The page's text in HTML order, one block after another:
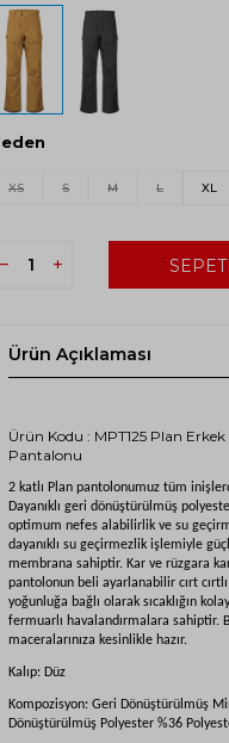
XS S M L XL
Ürün Açıklaması
Ürün Kodu : MPT125 Plan
Pantalonu
2 katlı Plan pantolonumuz tüm
Dayanıklı geri dönüştürülmüş
optimum nefes alabilirlik ve su
dayanıklı su geçirmezlik işlemiyle
membrana sahiptir. Kar ve rüzgara
pantolonun beli ayarlanabilir cırt cırtlı
yoğunluğa bağlı olarak sıcaklığın
fermuarlı havalandırmalara sahiptir.
maceralarınıza kesinlikle hazır.
Kalıp: Düz
Kompozisyon: Geri Dönüştürülmüş
Dönüştürülmüş Polyester %36